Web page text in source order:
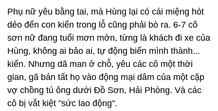
Phụ nữ yêu bằng tai, mà Hùng lại có cái miệng hót
dẻo đến con kiến trong lỗ cũng phải bò ra. 6-7 cô
sơn nữ đang tuổi mơn mởn, từng là khách đi xe của
Hùng, không ai bảo ai, tự động biến mình thành...
kiến. Nhưng dã man ở chỗ, yêu các cô một thời
gian, gã bán tất họ vào động mại dâm của một cặp
vợ chồng tú ông dưới Đồ Sơn, Hải Phòng. Và các
cô bị vắt kiệt "sức lao động".